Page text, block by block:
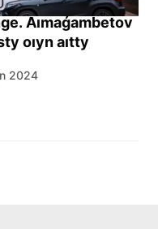
Aımaǵambetov
oıyn aıtty
2024